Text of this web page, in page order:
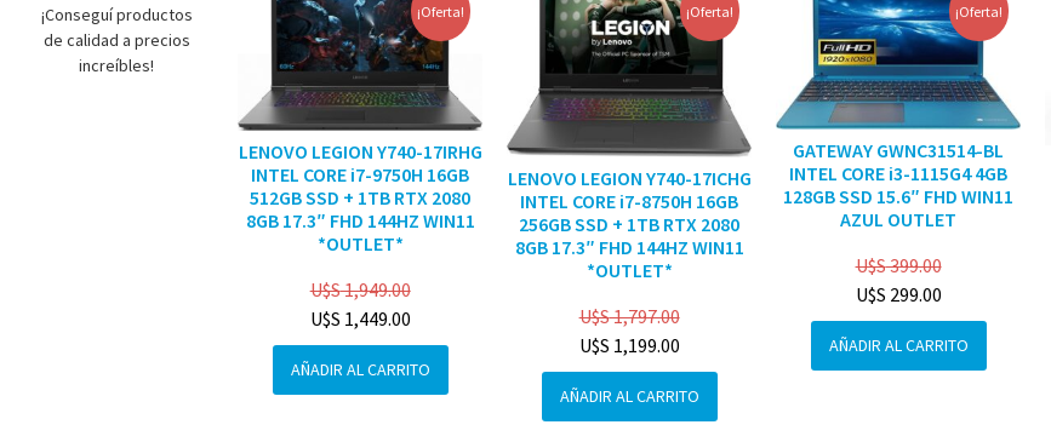
¡Conseguí productos
de calidad a precios
increíbles!
¡Oferta!
LENOVO LEGION Y740-17IRHG
INTEL CORE i7-9750H 16GB
512GB SSD + 1TB RTX 2080
8GB 17.3″ FHD 144HZ WIN11
*OUTLET*
U$S1,949.00
U$S 1,449.00
AÑADIR AL CARRITO
¡Oferta!
LENOVO LEGION Y740-17ICHG
INTEL CORE i7-8750H 16GB
256GB SSD + 1TB RTX 2080
8GB 17.3″ FHD 144HZ WIN11
*OUTLET*
U$S1,797.00
U$S 1,199.00
AÑADIR AL CARRITO
¡Oferta!
GATEWAY GWNC31514-BL
INTEL CORE i3-1115G4 4GB
128GB SSD 15.6″ FHD WIN11
AZUL OUTLET
U$S399.00
U$S 299.00
AÑADIR AL CARRITO